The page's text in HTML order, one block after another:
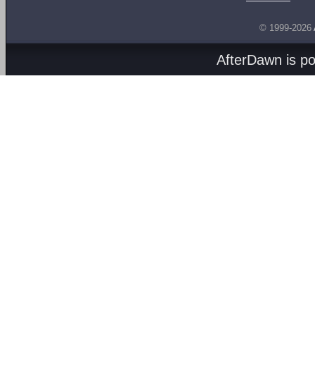
© 1999-2026
AfterDawn is